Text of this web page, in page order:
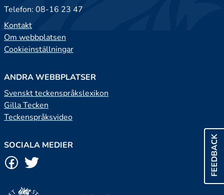
FEEDBACK
Telefon: 08-16 23 47
Kontakt
Om webbplatsen
Cookieinställningar
ANDRA WEBBPLATSER
Svenskt teckenspråkslexikon
Gilla Tecken
Teckenspråksvideo
SOCIALA MEDIER